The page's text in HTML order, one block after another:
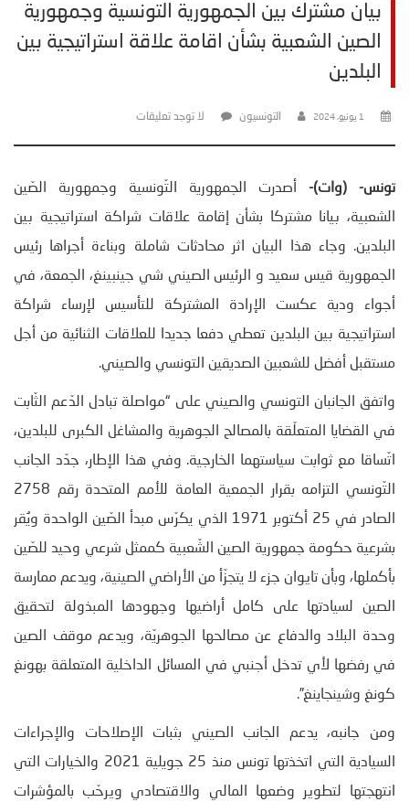
بيان مشترك بين الجمهورية التونسية وجمهورية
الصين الشعبية بشأن اقامة علاقة استراتيجية بين
البلدين
1 يونيو، 2024 التونسيون لا توجد تعليقات
تونس- (وات)- أصدرت الجمهورية التّونسية وجمهورية الصّين
الشعبية، بيانا مشتركا بشأن إقامة علاقات شراكة استراتيجية بين
البلدين. وجاء هذا البيان اثر محادثات شاملة وبناءة أجراها رئيس
الجمهورية قيس سعيد و الرئيس الصيني شي جينبينغ، الجمعة، في
أجواء ودية عكست الإرادة المشتركة للتأسيس لإرساء شراكة
استراتيجية بين البلدين تعطي دفعا جديدا للعلاقات الثنائية من أجل
مستقبل أفضل للشعبين الصديقين التونسي والصيني.
واتفق الجانبان التونسي والصيني على “مواصلة تبادل الدّعم الثّابت
في القضايا المتعلّقة بالمصالح الجوهرية والمشاغل الكبرى للبلدين،
اتّساقا مع ثوابت سياستهما الخارجية. وفي هذا الإطار، جدّد الجانب
التّونسي التزامه بقرار الجمعية العامة للأمم المتحدة رقم 2758
الصادر في 25 أكتوبر 1971 الذي يكرّس مبدأ الصّين الواحدة ويُقر
بشرعية حكومة جمهورية الصين الشّعبية كممثل شرعي وحيد للصّين
بأكملها، وبأن تايوان جزء لا يتجزّأ من الأراضي الصينية، ويدعم ممارسة
الصين لسيادتها على كامل أراضيها وجهودها المبذولة لتحقيق
وحدة البلاد والدفاع عن مصالحها الجوهريّة، ويدعم موقف الصين
في رفضها لأي تدخل أجنبي في المسائل الداخلية المتعلقة بهونغ
كونغ وشينجاينغ”.
ومن جانبه، يدعم الجانب الصيني بثبات الإصلاحات والإجراءات
السيادية التي اتخذتها تونس منذ 25 جويلية 2021 والخيارات التي
انتهجتها لتطوير وضعها المالي والاقتصادي ويرحّب بالمؤشرات